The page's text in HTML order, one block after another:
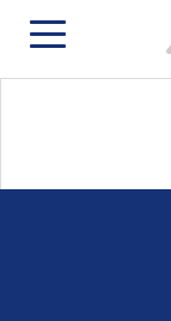
AgioFunds